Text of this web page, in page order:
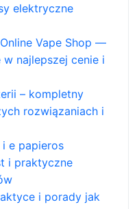
elektryczne
Vape Shop —
najlepszej cenie i
– kompletny
rozwiązaniach i
e papieros
i praktyczne
i porady jak